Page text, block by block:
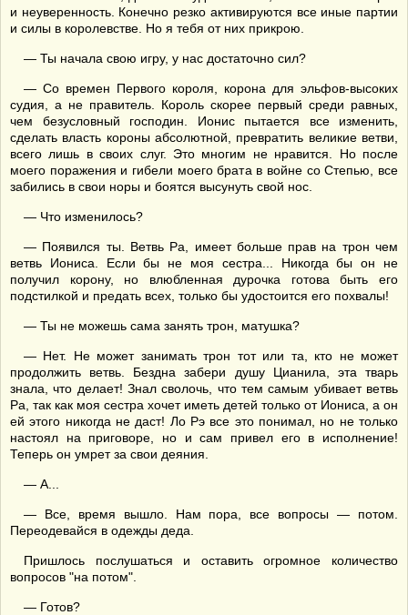
и неуверенность. Конечно резко активируются все иные партии
и силы в королевстве. Но я тебя от них прикрою.
— Ты начала свою игру, у нас достаточно сил?
— Со времен Первого короля, корона для эльфов-высоких
судия, а не правитель. Король скорее первый среди равных,
чем безусловный господин. Ионис пытается все изменить,
сделать власть короны абсолютной, превратить великие ветви,
всего лишь в своих слуг. Это многим не нравится. Но после
моего поражения и гибели моего брата в войне со Степью, все
забились в свои норы и боятся высунуть свой нос.
— Что изменилось?
— Появился ты. Ветвь Ра, имеет больше прав на трон чем
ветвь Иониса. Если бы не моя сестра... Никогда бы он не
получил корону, но влюбленная дурочка готова быть его
подстилкой и предать всех, только бы удостоится его похвалы!
— Ты не можешь сама занять трон, матушка?
— Нет. Не может занимать трон тот или та, кто не может
продолжить ветвь. Бездна забери душу Цианила, эта тварь
знала, что делает! Знал сволочь, что тем самым убивает ветвь
Ра, так как моя сестра хочет иметь детей только от Иониса, а он
ей этого никогда не даст! Ло Рэ все это понимал, но не только
настоял на приговоре, но и сам привел его в исполнение!
Теперь он умрет за свои деяния.
— А...
— Все, время вышло. Нам пора, все вопросы — потом.
Переодевайся в одежды деда.
Пришлось послушаться и оставить огромное количество
вопросов "на потом".
— Готов?